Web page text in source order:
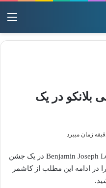
بلانکو در یک
نامزدی سلنا گومز با بنی‌ بلانکو Benjamin Joseph Levin در یک جشن
در ادامه این مطلب از کاشمر